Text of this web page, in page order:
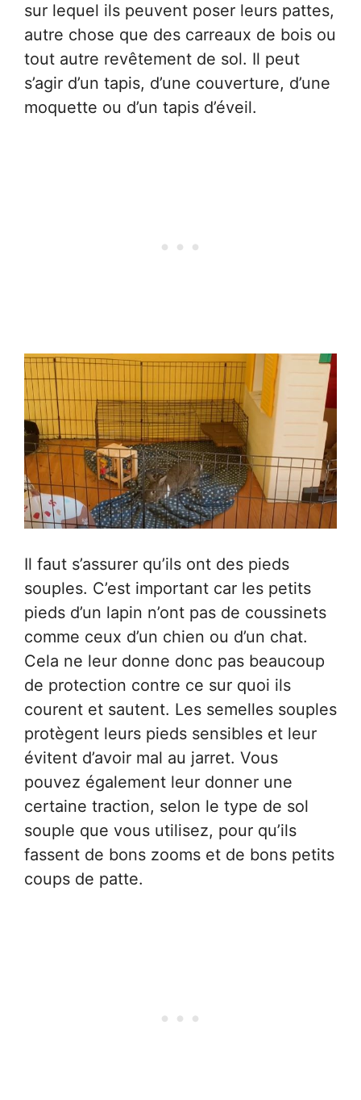
sur lequel ils peuvent poser leurs pattes,
autre chose que des carreaux de bois ou
tout autre revêtement de sol. Il peut
s’agir d’un tapis, d’une couverture, d’une
moquette ou d’un tapis d’éveil.
Il faut s’assurer qu’ils ont des pieds
souples. C’est important car les petits
pieds d’un lapin n’ont pas de coussinets
comme ceux d’un chien ou d’un chat.
Cela ne leur donne donc pas beaucoup
de protection contre ce sur quoi ils
courent et sautent. Les semelles souples
protègent leurs pieds sensibles et leur
évitent d’avoir mal au jarret. Vous
pouvez également leur donner une
certaine traction, selon le type de sol
souple que vous utilisez, pour qu’ils
fassent de bons zooms et de bons petits
coups de patte.